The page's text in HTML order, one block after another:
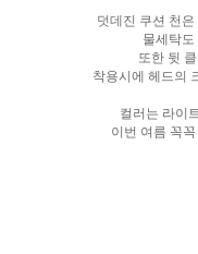
덧데진 쿠션 천
물세탁
또한 뒷
착용시에 헤드의
컬러는 라이
이번 여름 꼭